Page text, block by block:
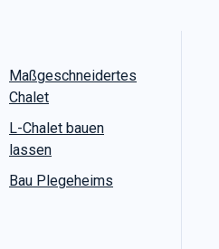
Maßgeschneidertes
Chalet
L-Chalet bauen
lassen
Bau Plegeheims